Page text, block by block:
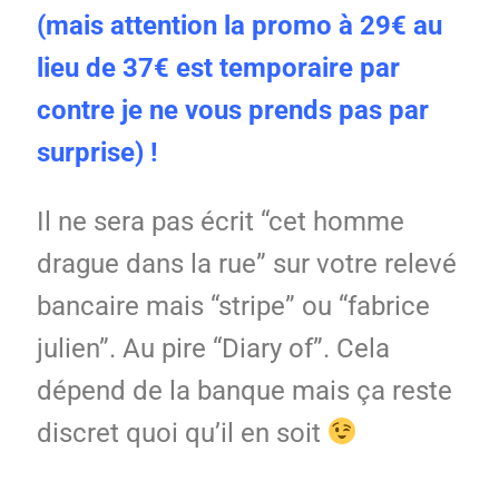
(mais attention la promo à 29€ au
lieu de 37€ est temporaire par
contre je ne vous prends pas par
surprise) !
Il ne sera pas écrit “cet homme
drague dans la rue” sur votre relevé
bancaire mais “stripe” ou “fabrice
julien”. Au pire “Diary of”. Cela
dépend de la banque mais ça reste
discret quoi qu’il en soit